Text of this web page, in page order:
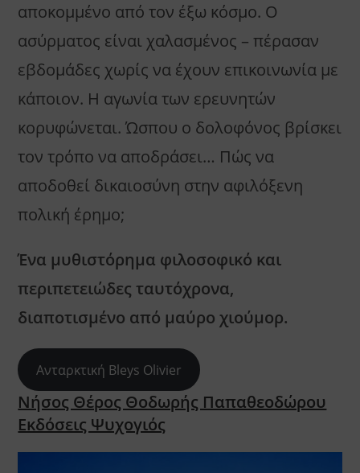
αποκομμένο από τον έξω κόσμο. Ο
ασύρματος είναι χαλασμένος – πέρασαν
εβδομάδες χωρίς να έχουν επικοινωνία με
κάποιον. Η αγωνία των ερευνητών
κορυφώνεται. Ώσπου ο δολοφόνος βρίσκει
τον τρόπο να αποδράσει… Πώς να
αποδοθεί δικαιοσύνη στην αφιλόξενη
πολική έρημο;
Ένα μυθιστόρημα φιλοσοφικό και
περιπετειώδες ταυτόχρονα,
διαποτισμένο από μαύρο χιούμορ.
Ανταρκτική Bleys Olivier
Νήσος Θέρος Θοδωρής Παπαθεοδώρου
Εκδόσεις Ψυχογιός